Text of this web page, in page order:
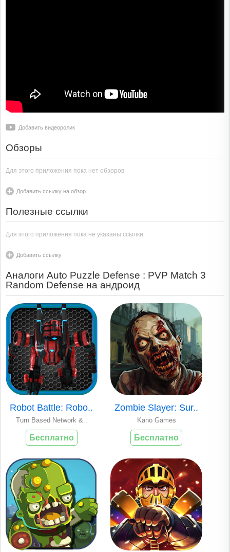
Добавить видеоролик
Обзоры
Для этого приложения пока нет обзоров
Добавить ссылку на обзор
Полезные ссылки
Для этого приложения пока не указаны ссылки
Добавить ссылку
Аналоги Auto Puzzle Defense : PVP Match 3
Random Defense на андроид
Robot Battle: Robo..
Turn Based Network &..
Бесплатно
Zombie Slayer: Sur..
Kano Games
Бесплатно